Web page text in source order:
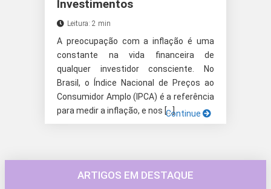
Investimentos
Leitura: 2 min
A preocupação com a inflação é uma
constante na vida financeira de
qualquer investidor consciente. No
Brasil, o Índice Nacional de Preços ao
Consumidor Amplo (IPCA) é a referência
para medir a inflação, e nos […]Continue
ARTIGOS EM DESTAQUE